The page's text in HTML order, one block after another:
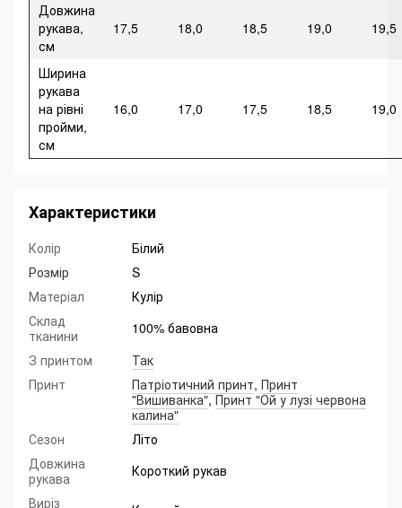
Довжина
рукава,
см
17,5 18,0 18,5 19,0 19,5
Ширина
рукава
на рівні
пройми,
см
16,0 17,0 17,5 18,5 19,0
Характеристики
Колір
Білий
Розмір
S
Матеріал
Кулір
Склад
тканини
100% бавовна
З принтом
Так
Принт
Патріотичний принт, Принт
"Вишиванка",Принт "Ой у лузі червона
калина"
Сезон
Літо
Довжина
рукава
Короткий рукав
Виріз